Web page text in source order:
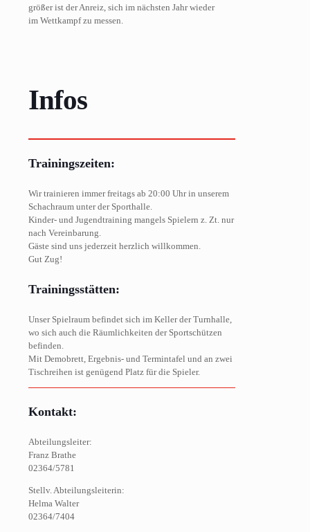
größer ist der Anreiz, sich im nächsten Jahr wieder
im Wettkampf zu messen.
Infos
Trainingszeiten:
Wir trainieren immer freitags ab 20:00 Uhr in unserem
Schachraum unter der Sporthalle.
Kinder- und Jugendtraining mangels Spielern z. Zt. nur
nach Vereinbarung.
Gäste sind uns jederzeit herzlich willkommen.
Gut Zug!
Trainingsstätten:
Unser Spielraum befindet sich im Keller der Turnhalle,
wo sich auch die Räumlichkeiten der Sportschützen
befinden.
Mit Demobrett, Ergebnis- und Termintafel und an zwei
Tischreihen ist genügend Platz für die Spieler.
Kontakt:
Abteilungsleiter:
Franz Brathe
02364/5781
Stellv. Abteilungsleiterin:
Helma Walter
02364/7404